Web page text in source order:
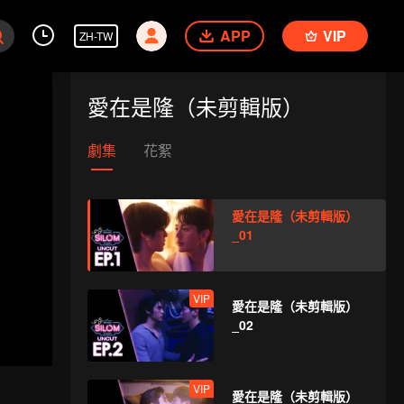
ZH-TW APP VIP
愛在是隆（未剪輯版）
劇集 花絮
愛在是隆（未剪輯版）
_01
VIP
愛在是隆（未剪輯版）
_02
VIP 愛在是隆（未剪輯版）